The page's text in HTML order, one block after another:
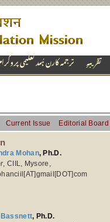
ترجمہ کارن ہُںد تعلیمی تقریبہٕ
Current Issue Editorial Board
Mohan, Ph.D.
, CIIL, Mysore,
, Ph.D.